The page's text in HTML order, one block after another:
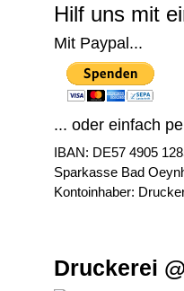
Hilf uns mit
Mit Paypal...
... oder einfach
IBAN: DE57 4905
Sparkasse Bad
Kontoinhaber:
Druckerei